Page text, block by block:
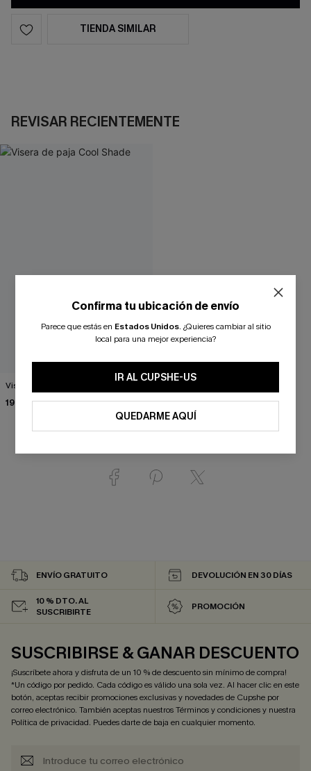
TIENDA SIMILAR
REVISAR RECIENTEMENTE
Visera de paja Cool Shade
19,90 €
Confirma tu ubicación de envío
Parece que estás en Estados Unidos. ¿Quieres cambiar al sitio
local para una mejor experiencia?
IR AL CUPSHE-US
QUEDARME AQUÍ
ENVÍO GRATUITO DEVOLUCIÓN EN 30 DÍAS
10 % DTO. AL
SUSCRIBIRTE
PROMOCIÓN
SUSCRIBIRSE & GANAR DESCUENTO
¡Suscríbete ahora y disfruta de un 10 % de descuento sin mínimo de compra!
*Un código por pedido. Cada código es válido una sola vez. Al hacer clic en este
botón, aceptas recibir promociones exclusivas y novedades de Cupshe por
correo electrónico. También aceptas nuestrosTérminos y condicionesy nuestra
Política de privacidad. Puedes darte de baja en cualquier momento.